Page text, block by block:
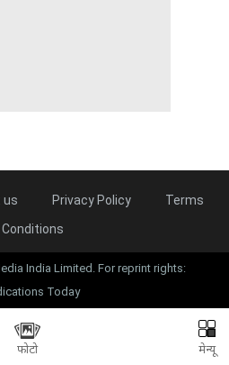
फोटो मेन्यू
us Privacy Policy
Terms
India Limited. For reprint rights:
Today